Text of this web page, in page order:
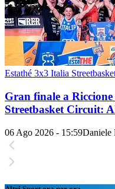
Estathé 3x3 Italia
Gran finale a
Streetbasket Circuit:
06 Ago 2026 - 15:59Daniele